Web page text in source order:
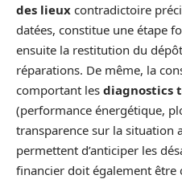
des lieux contradictoire
datées, constitue une étape
ensuite la restitution du
réparations. De même, la
comportant les diagnostics
(performance énergétique,
transparence sur la situation
permettent d’anticiper les
financier doit également être